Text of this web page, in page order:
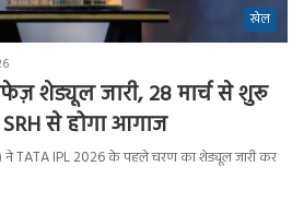
खेल
शेड्यूल जारी, 28 मार्च से शुरू
से होगा आगाज
ने TATA IPL 2026 के पहले चरण का शेड्यूल जारी कर